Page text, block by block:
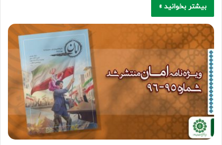
بیشتر بخوانید »